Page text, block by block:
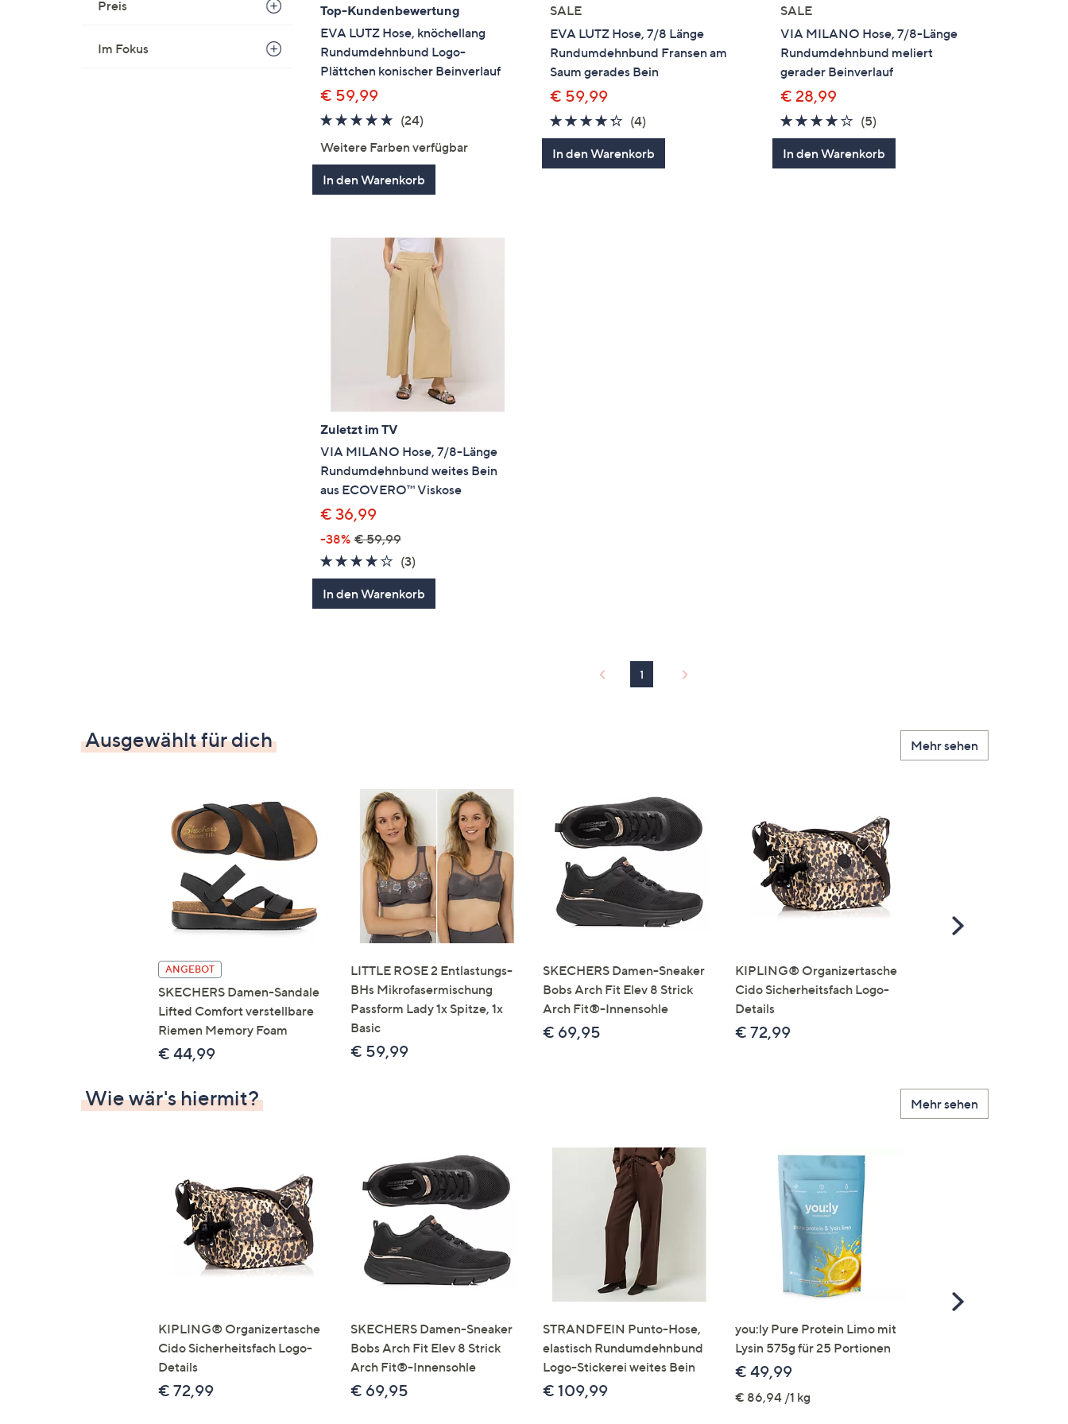
Preis
Im Fokus
Top-Kundenbewertung
EVA LUTZ Hose, knöchellang
Rundumdehnbund Logo-
Plättchen konischer Beinverlauf
€ 59,99
4.7
5
(24)24
Weitere Farben verfügbar
In den Warenkorb
SALE
EVA LUTZ Hose, 7/8 Länge
Rundumdehnbund Fransen am
Saum gerades Bein
€ 59,99
4.2
von
5
(4)
Bewertungen
In den Warenkorb
SALE
VIA MILANO Hose, 7/8-Länge
Rundumdehnbund meliert
gerader Beinverlauf
€ 28,99
4.0
von
5
(5)
Bewertungen
In den Warenkorb
Zuletzt im TV
VIA MILANO Hose, 7/8-Länge
Rundumdehnbund weites Bein
aus ECOVERO™ Viskose
€ 36,99
-38% € 59,99
3.7
von
5
(3)3
Bewertungen
In den Warenkorb
1
Ausgewählt für dich Mehr sehen
ANGEBOT
SKECHERS Damen-Sandale
Lifted Comfort verstellbare
Riemen Memory Foam
€ 44,99
LITTLE ROSE 2 Entlastungs-
BHs Mikrofasermischung
Passform Lady 1x Spitze, 1x
Basic
€ 59,99
SKECHERS Damen-Sneaker
Bobs Arch Fit Elev 8 Strick
Arch Fit®-Innensohle
€ 69,95
KIPLING® Organizertasche
Cido Sicherheitsfach Logo-
Details
€ 72,99
Scroll
Wie wär's hiermit? Mehr sehen
KIPLING® Organizertasche
Cido Sicherheitsfach Logo-
Details
€ 72,99
SKECHERS Damen-Sneaker
Bobs Arch Fit Elev 8 Strick
Arch Fit®-Innensohle
€ 69,95
STRANDFEIN Punto-Hose,
elastisch Rundumdehnbund
Logo-Stickerei weites Bein
€ 109,99
you:ly Pure Protein Limo mit
Lysin 575g für 25 Portionen
€ 49,99
€ 86,94 /1 kg
Scroll